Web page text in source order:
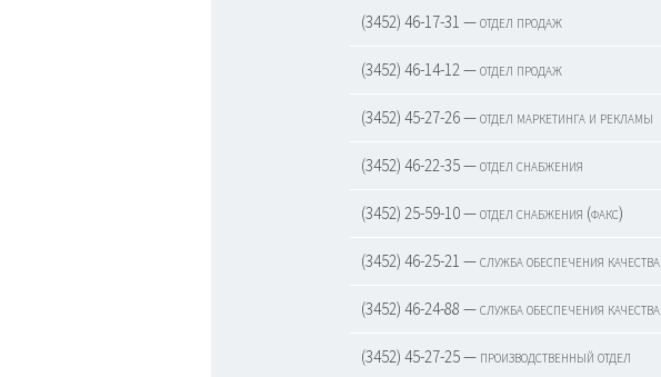
(3452) 46-17-31 — отдел продаж
(3452) 46-14-12 — отдел продаж
(3452) 45-27-26 — отдел маркетинга и рекламы
(3452) 46-22-35 — отдел снабжения
(3452) 25-59-10 — отдел снабжения (факс)
(3452) 46-25-21 — служба обеспечения качества
(3452) 46-24-88 — служба обеспечения качества
(3452) 45-27-25 — производственный отдел